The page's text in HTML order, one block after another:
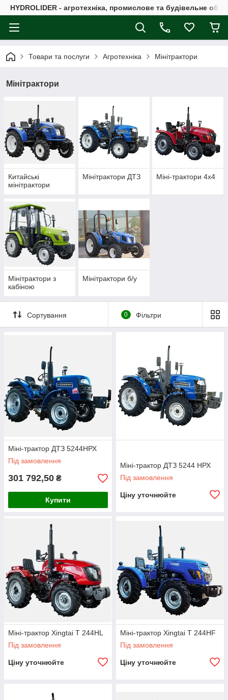
HYDROLIDER - агротехніка, промислове та будівельне
Товари та послуги Агротехніка Мінітрактори
Мінітрактори
Китайські
мінітрактори
Мінітрактори ДТЗ Міні-трактори 4х4
Мінітрактори з
кабіною
Мінітрактори б/у
Сортування 0 Фільтри
Міні-трактор ДТЗ 5244НРХ
Під замовлення
301 792,50 ₴
Купити
Міні-трактор ДТЗ 5244 НРХ
Під замовлення
Ціну уточнюйте
Міні-трактор Xingtai Т 244НL
Під замовлення
Ціну уточнюйте
Міні-трактор Xingtai Т 244НF
Під замовлення
Ціну уточнюйте